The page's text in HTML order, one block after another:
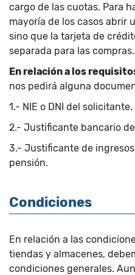
cargo de las cuotas. Para
mayoría de los casos abrir
sino que la tarjeta de
separada para las compras.
En relación a los
nos pedirá alguna
1.- NIE o DNI del solicitante.
2.- Justificante bancario
3.- Justificante de
pensión.
Condiciones
En relación a las
tiendas y almacenes,
condiciones generales.